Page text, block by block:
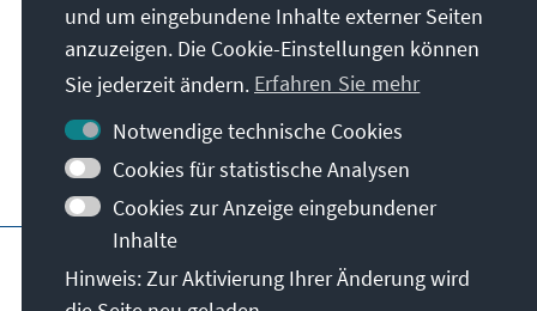
Anschrift
Kontakt
Besuchen Sie auch
Hauptseite der KAS
Nutzungsbedingungen
und um eingebundene Inhalte externer Seiten
anzuzeigen. Die Cookie-Einstellungen können
Sie jederzeit ändern. Erfahren Sie mehr
Notwendige technische Cookies
Cookies für statistische Analysen
Cookies zur Anzeige eingebundener
Inhalte
Hinweis: Zur Aktivierung Ihrer Änderung wird